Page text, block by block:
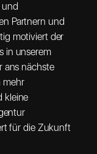
und
Partnern und
motiviert der
in unserem
ans nächste
mehr
kleine
für die Zukunft